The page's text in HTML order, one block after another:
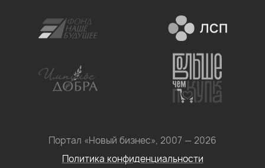
Портал «Новый бизнес», 2007 — 2026
Политика конфиденциальности